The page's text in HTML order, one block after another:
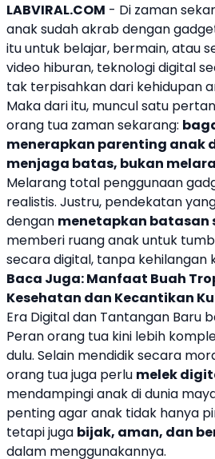
LABVIRAL.COM - Di zaman
anak sudah akrab dengan
itu untuk belajar, bermain, atau
video hiburan, teknologi digital
tak terpisahkan dari kehidupan
Maka dari itu, muncul satu
orang tua zaman sekarang:
menerapkan parenting anak
menjaga batas, bukan
Melarang total penggunaan
realistis. Justru, pendekatan
dengan menetapkan batasan
memberi ruang anak untuk
secara digital, tanpa kehilangan
Baca Juga:Manfaat Buah
Kesehatan dan Kecantikan
Era Digital dan Tantangan Baru
Peran orang tua kini lebih
dulu. Selain mendidik secara
orang tua juga perlu melek
mendampingi anak di dunia
penting agar anak tidak hanya
tetapi juga bijak, aman, dan
dalam menggunakannya.